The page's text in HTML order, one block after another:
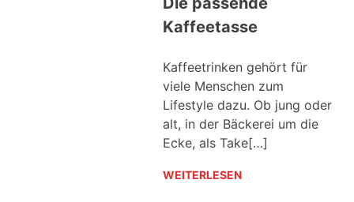
Kaffeetasse
Kaffeetrinken gehört für
viele Menschen zum
Lifestyle dazu. Ob jung oder
alt, in der Bäckerei um die
Ecke, als Take[…]
WEITERLESEN